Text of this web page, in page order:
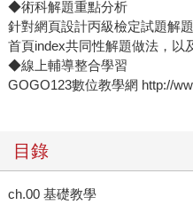
◆術科解題重點分析
針對網頁設計丙級檢定試題解
首頁index共同性解題做法，以
◆線上輔導整合學習
GOGO123數位教學網 http://
目錄
ch.00 基礎教學